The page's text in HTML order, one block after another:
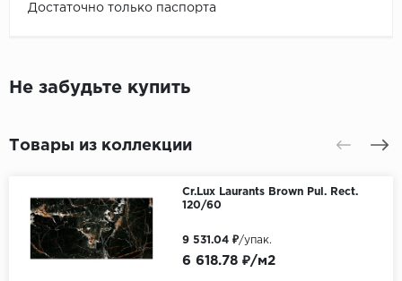
Достаточно только паспорта
Не забудьте купить
Товары из коллекции
Cr.Lux Laurants Brown Pul. Rect.
120/60
6 618.78 ₽/м2
9 531.04 ₽/упак.